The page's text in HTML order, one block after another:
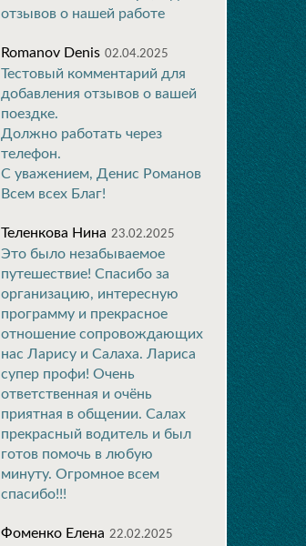
отзывов о нашей работе
Romanov Denis 02.04.2025
Тестовый комментарий для
добавления отзывов о вашей
поездке.
Должно работать через
телефон.
С уважением, Денис Романов
Всем всех Благ!
Теленкова Нина 23.02.2025
Это было незабываемое
путешествие! Спасибо за
организацию, интересную
программу и прекрасное
отношение сопровождающих
нас Ларису и Салаха. Лариса
супер профи! Очень
ответственная и очёнь
приятная в общении. Салах
прекрасный водитель и был
готов помочь в любую
минуту. Огромное всем
спасибо!!!
Фоменко Елена 22.02.2025